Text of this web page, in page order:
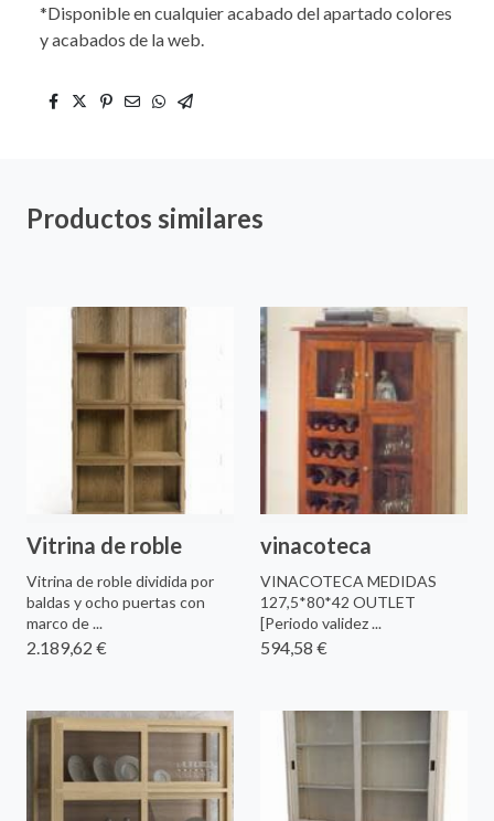
*Disponible en cualquier acabado del apartado colores
y acabados de la web.
Productos similares
Vitrina de roble
Vitrina de roble dividida por
baldas y ocho puertas con
marco de ...
2.189,62 €
vinacoteca
VINACOTECA MEDIDAS
127,5*80*42 OUTLET
[Periodo validez ...
594,58 €